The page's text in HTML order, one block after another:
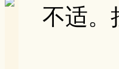
不适。